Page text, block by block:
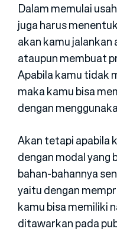
Dalam memulai
juga harus
akan kamu jalankan
ataupun membuat
Apabila kamu tidak
maka kamu bisa
dengan
Akan tetapi apabila
dengan modal yang
bahan-bahannya
yaitu dengan
kamu bisa memiliki
ditawarkan pada